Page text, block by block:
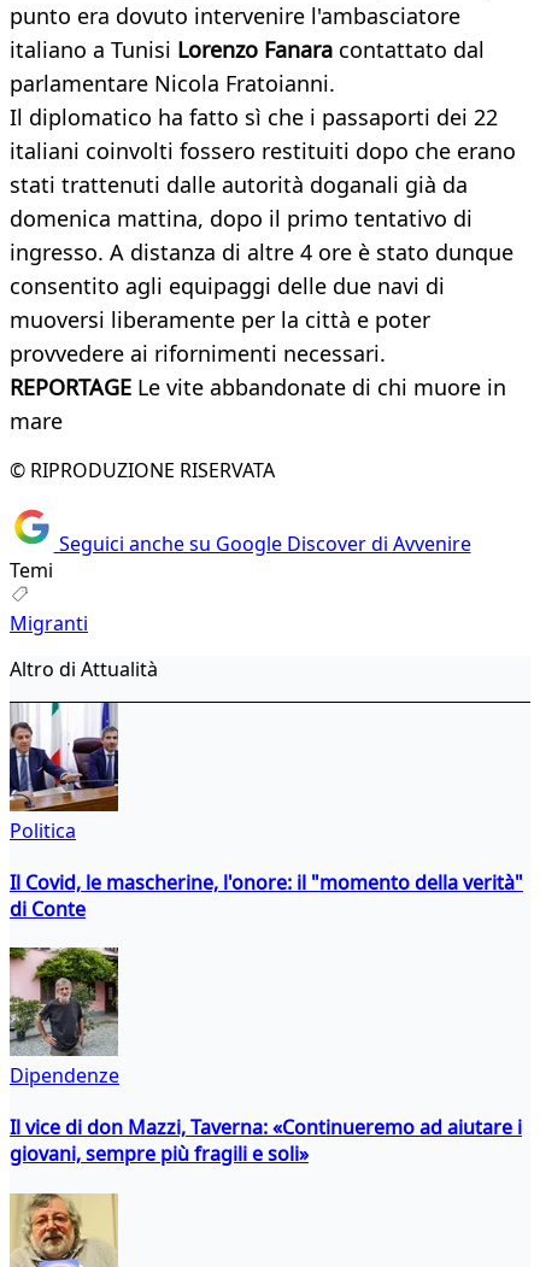
punto era dovuto intervenire l'ambasciatore
italiano a Tunisi Lorenzo Fanara contattato dal
parlamentare Nicola Fratoianni.
Il diplomatico ha fatto sì che i passaporti dei 22
italiani coinvolti fossero restituiti dopo che erano
stati trattenuti dalle autorità doganali già da
domenica mattina, dopo il primo tentativo di
ingresso. A distanza di altre 4 ore è stato dunque
consentito agli equipaggi delle due navi di
muoversi liberamente per la città e poter
provvedere ai rifornimenti necessari.
REPORTAGE Le vite abbandonate di chi muore in
mare
© RIPRODUZIONE RISERVATA
Seguici anche su Google Discover di Avvenire
Temi
Migranti
Altro di Attualità
Politica
Il Covid, le mascherine, l'onore: il "momento della verità"
di Conte
Dipendenze
Il vice di don Mazzi, Taverna: «Continueremo ad aiutare i
giovani, sempre più fragili e soli»